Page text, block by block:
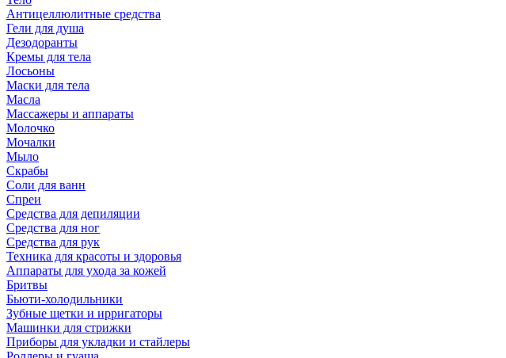
Антицеллюлитные средства
Гели для душа
Дезодоранты
Кремы для тела
Лосьоны
Маски для тела
Масла
Массажеры и аппараты
Молочко
Мочалки
Мыло
Скрабы
Соли для ванн
Спреи
Средства для депиляции
Средства для ног
Средства для рук
Техника для красоты и здоровья
Аппараты для ухода за кожей
Бритвы
Бьюти-холодильники
Зубные щетки и ирригаторы
Машинки для стрижки
Приборы для укладки и стайлеры